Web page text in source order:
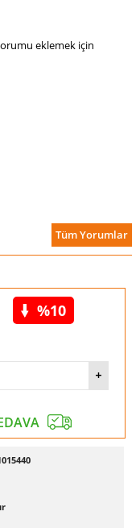
eklemek için
Tüm Yorumlar
%10